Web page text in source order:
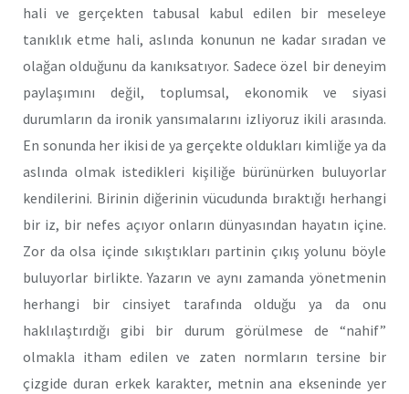
hali ve gerçekten tabusal kabul edilen bir meseleye
tanıklık etme hali, aslında konunun ne kadar sıradan ve
olağan olduğunu da kanıksatıyor. Sadece özel bir deneyim
paylaşımını değil, toplumsal, ekonomik ve siyasi
durumların da ironik yansımalarını izliyoruz ikili arasında.
En sonunda her ikisi de ya gerçekte oldukları kimliğe ya da
aslında olmak istedikleri kişiliğe bürünürken buluyorlar
kendilerini. Birinin diğerinin vücudunda bıraktığı herhangi
bir iz, bir nefes açıyor onların dünyasından hayatın içine.
Zor da olsa içinde sıkıştıkları partinin çıkış yolunu böyle
buluyorlar birlikte. Yazarın ve aynı zamanda yönetmenin
herhangi bir cinsiyet tarafında olduğu ya da onu
haklılaştırdığı gibi bir durum görülmese de “nahif”
olmakla itham edilen ve zaten normların tersine bir
çizgide duran erkek karakter, metnin ana ekseninde yer